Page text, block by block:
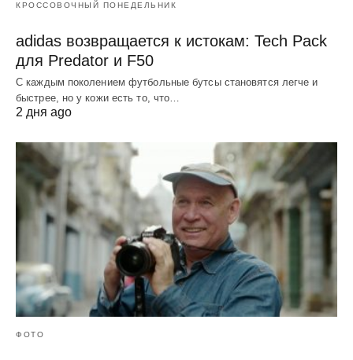
КРОССОВОЧНЫЙ ПОНЕДЕЛЬНИК
adidas возвращается к истокам: Tech Pack
для Predator и F50
С каждым поколением футбольные бутсы становятся легче и
быстрее, но у кожи есть то, что…
2 дня ago
ФОТО